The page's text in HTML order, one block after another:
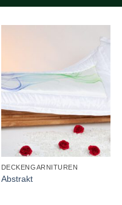
+
DECKENGARNITUREN
Abstrakt